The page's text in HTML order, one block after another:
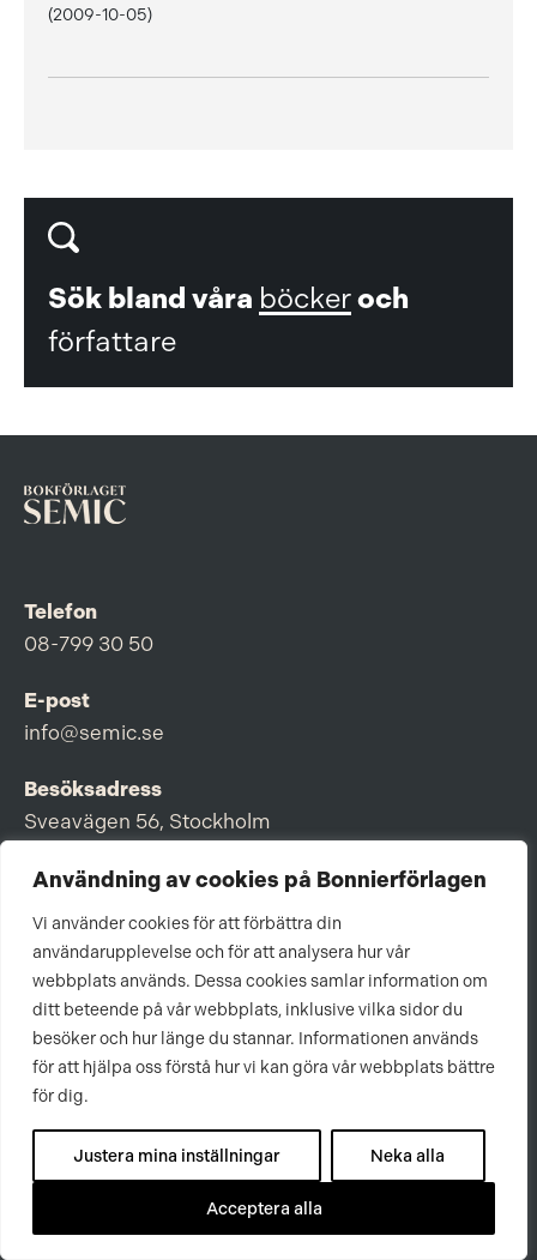
Användning av cookies på Bonnierförlagen
Vi använder cookies för att förbättra din
användarupplevelse och för att analysera hur vår
webbplats används. Dessa cookies samlar information om
ditt beteende på vår webbplats, inklusive vilka sidor du
besöker och hur länge du stannar. Informationen används
för att hjälpa oss förstå hur vi kan göra vår webbplats bättre
för dig.
Justera mina inställningar Neka alla
Acceptera alla
(2009-10-05)
Sök bland våra böckeroch
författare
Telefon
08-799 30 50
E-post
info@semic.se
Besöksadress
Sveavägen 56, Stockholm
Postadress
Box 3159, 103 63 Stockholm
Om Bonnierförlagen
Cookies
Integritetspolicy